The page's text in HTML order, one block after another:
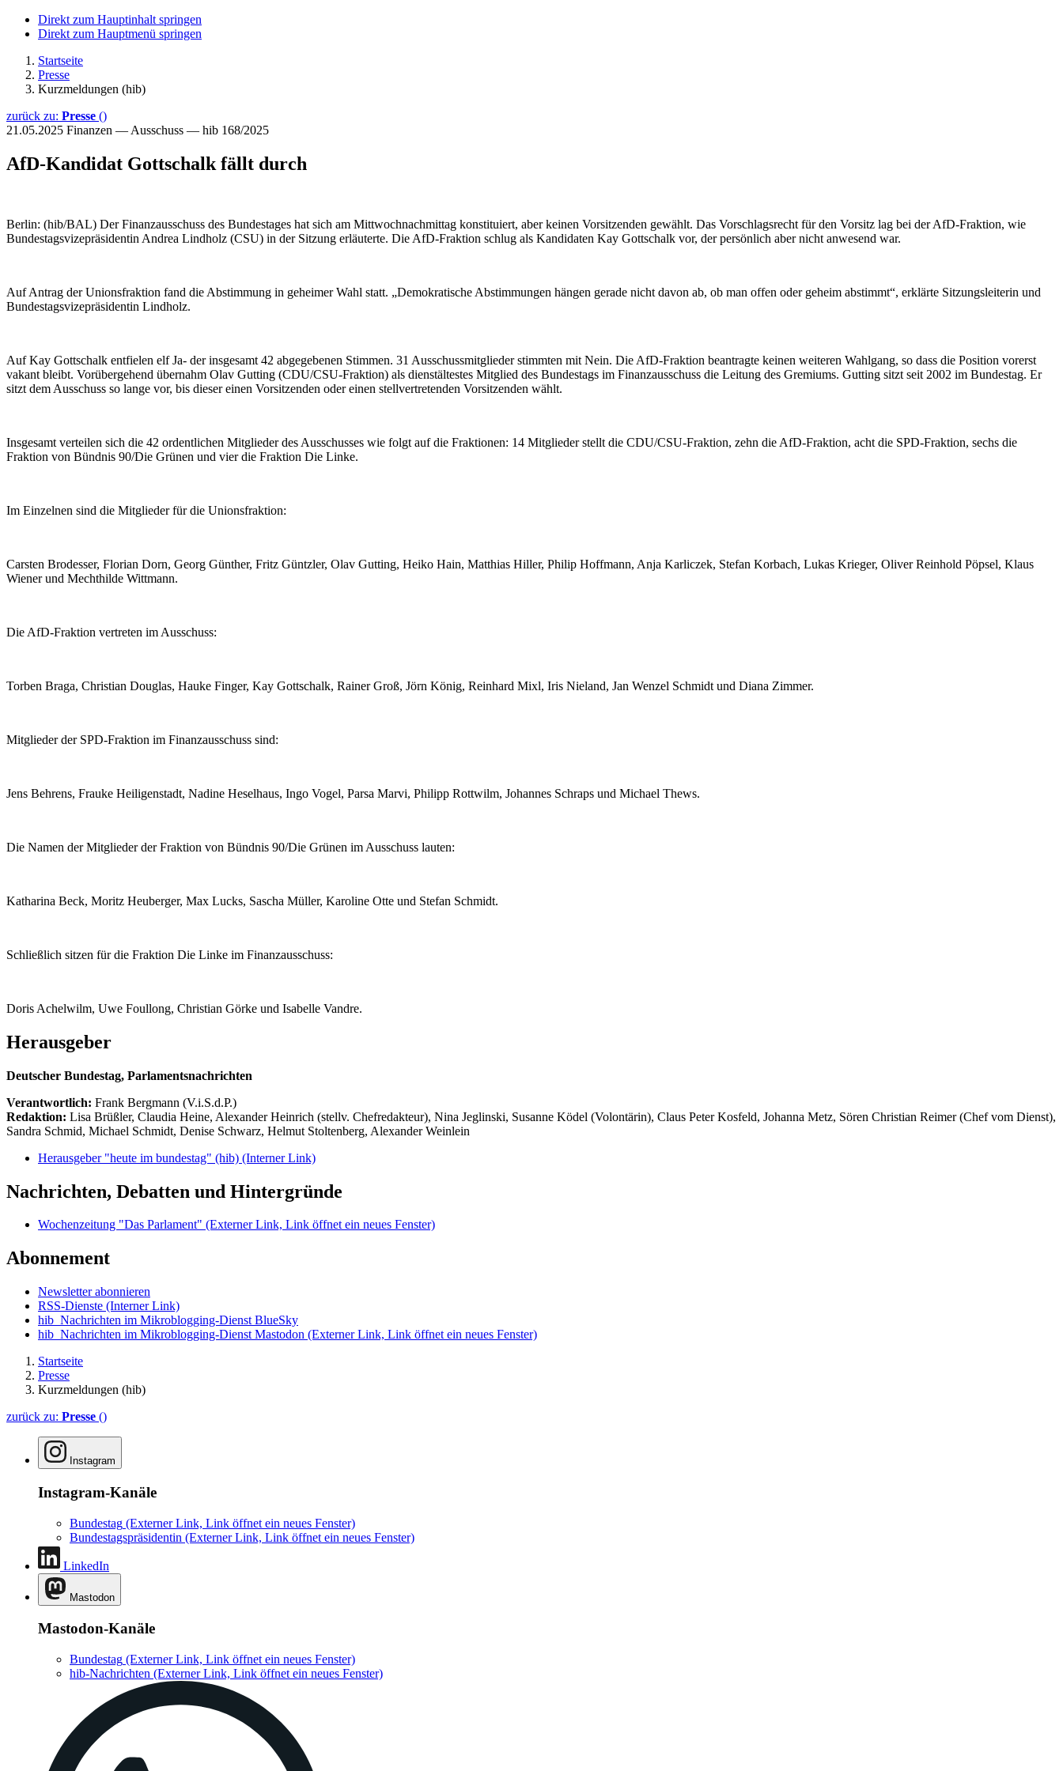
Direkt zum Hauptinhalt springen
Direkt zum Hauptmenü springen
Startseite
Presse
Kurzmeldungen (hib)
zurück zu: Presse ()
21.05.2025 Finanzen — Ausschuss — hib 168/2025
AfD-Kandidat Gottschalk fällt durch
Berlin: (hib/BAL) Der Finanzausschuss des Bundestages hat sich am Mittwochnachmittag konstituiert, aber keinen Vorsitzenden gewählt. Das Vorschlagsrecht für den Vorsitz lag bei der AfD-Fraktion, wie
Bundestagsvizepräsidentin Andrea Lindholz (CSU) in der Sitzung erläuterte. Die AfD-Fraktion schlug als Kandidaten Kay Gottschalk vor, der persönlich aber nicht anwesend war.
Auf Antrag der Unionsfraktion fand die Abstimmung in geheimer Wahl statt. „Demokratische Abstimmungen hängen gerade nicht davon ab, ob man offen oder geheim abstimmt“, erklärte Sitzungsleiterin und
Bundestagsvizepräsidentin Lindholz.
Auf Kay Gottschalk entfielen elf Ja- der insgesamt 42 abgegebenen Stimmen. 31 Ausschussmitglieder stimmten mit Nein. Die AfD-Fraktion beantragte keinen weiteren Wahlgang, so dass die Position vorerst
vakant bleibt. Vorübergehend übernahm Olav Gutting (CDU/CSU-Fraktion) als dienstältestes Mitglied des Bundestags im Finanzausschuss die Leitung des Gremiums. Gutting sitzt seit 2002 im Bundestag. Er
sitzt dem Ausschuss so lange vor, bis dieser einen Vorsitzenden oder einen stellvertretenden Vorsitzenden wählt.
Insgesamt verteilen sich die 42 ordentlichen Mitglieder des Ausschusses wie folgt auf die Fraktionen: 14 Mitglieder stellt die CDU/CSU-Fraktion, zehn die AfD-Fraktion, acht die SPD-Fraktion, sechs die
Fraktion von Bündnis 90/Die Grünen und vier die Fraktion Die Linke.
Im Einzelnen sind die Mitglieder für die Unionsfraktion:
Carsten Brodesser, Florian Dorn, Georg Günther, Fritz Güntzler, Olav Gutting, Heiko Hain, Matthias Hiller, Philip Hoffmann, Anja Karliczek, Stefan Korbach, Lukas Krieger, Oliver Reinhold Pöpsel, Klaus
Wiener und Mechthilde Wittmann.
Die AfD-Fraktion vertreten im Ausschuss:
Torben Braga, Christian Douglas, Hauke Finger, Kay Gottschalk, Rainer Groß, Jörn König, Reinhard Mixl, Iris Nieland, Jan Wenzel Schmidt und Diana Zimmer.
Mitglieder der SPD-Fraktion im Finanzausschuss sind:
Jens Behrens, Frauke Heiligenstadt, Nadine Heselhaus, Ingo Vogel, Parsa Marvi, Philipp Rottwilm, Johannes Schraps und Michael Thews.
Die Namen der Mitglieder der Fraktion von Bündnis 90/Die Grünen im Ausschuss lauten:
Katharina Beck, Moritz Heuberger, Max Lucks, Sascha Müller, Karoline Otte und Stefan Schmidt.
Schließlich sitzen für die Fraktion Die Linke im Finanzausschuss:
Doris Achelwilm, Uwe Foullong, Christian Görke und Isabelle Vandre.
Herausgeber
Deutscher Bundestag, Parlamentsnachrichten
Verantwortlich: Frank Bergmann (V.i.S.d.P.)
Redaktion: Lisa Brüßler, Claudia Heine, Alexander Heinrich (stellv. Chefredakteur), Nina Jeglinski, Susanne Ködel (Volontärin), Claus Peter Kosfeld, Johanna Metz, Sören Christian Reimer (Chef vom Dienst),
Sandra Schmid, Michael Schmidt, Denise Schwarz, Helmut Stoltenberg, Alexander Weinlein
Herausgeber "heute im bundestag" (hib) (Interner Link)
Nachrichten, Debatten und Hintergründe
Wochenzeitung "Das Parlament" (Externer Link, Link öffnet ein neues Fenster)
Abonnement
Newsletter abonnieren
RSS-Dienste (Interner Link)
hib_Nachrichten im Mikroblogging-Dienst BlueSky
hib_Nachrichten im Mikroblogging-Dienst Mastodon (Externer Link, Link öffnet ein neues Fenster)
Startseite
Presse
Kurzmeldungen (hib)
zurück zu: Presse ()
Instagram
Instagram-Kanäle
Bundestag (Externer Link, Link öffnet ein neues Fenster)
Bundestagspräsidentin (Externer Link, Link öffnet ein neues Fenster)
LinkedIn
Mastodon
Mastodon-Kanäle
Bundestag (Externer Link, Link öffnet ein neues Fenster)
hib-Nachrichten (Externer Link, Link öffnet ein neues Fenster)